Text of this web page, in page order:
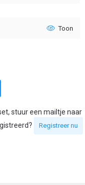
Toon
stuur een mailtje naar
Registreer nu